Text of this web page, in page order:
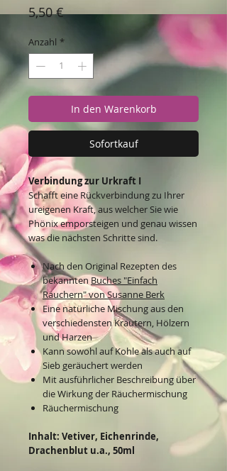
5,50 €Preis
Anzahl *
In den Warenkorb
Sofortkauf
Verbindung zur Urkraft I
Schafft eine Rückverbindung zu Ihrer
ureigenen Kraft, aus welcher Sie wie
Phönix emporsteigen und genau wissen
was die nächsten Schritte sind.
Nach den Original Rezepten des
bekannten Buches "Einfach
Räuchern" von Susanne Berk
Eine natürliche Mischung aus den
verschiedensten Kräutern, Hölzern
und Harzen
Kann sowohl auf Kohle als auch auf
Sieb geräuchert werden
Mit ausführlicher Beschreibung über
die Wirkung der Räuchermischung
Räuchermischung
Inhalt: Vetiver, Eichenrinde,
Drachenblut u.a., 50ml